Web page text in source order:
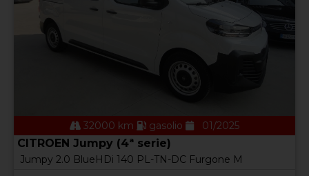
32000 km gasolio 01/2025
CITROEN Jumpy (4ª serie)
Jumpy 2.0 BlueHDi 140 PL-TN-DC Furgone M